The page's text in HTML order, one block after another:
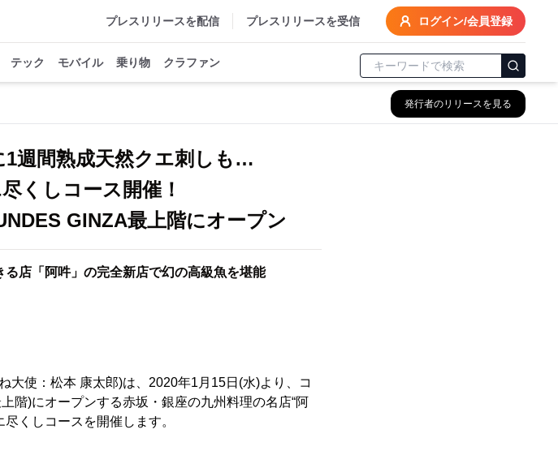
プレスリリースを配信 プレスリリースを受信 ログイン/会員登録
テック モバイル 乗り物 クラファン
発行者のリリースを見る
1週間熟成天然クエ刺しも…
くしコース開催！
GINZA最上階にオープン
店「阿吽」の完全新店で幻の高級魚を堪能
大使：松本 康太郎)は、2020年1月15日(水)より、コ
階)にオープンする赤坂・銀座の九州料理の名店“阿
くしコースを開催します。